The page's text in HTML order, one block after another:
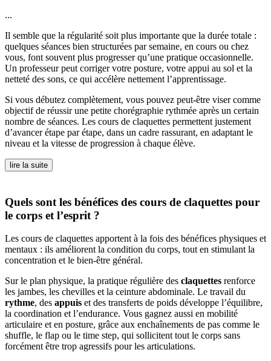
...
Il semble que la régularité soit plus importante que la durée totale :
quelques séances bien structurées par semaine, en cours ou chez
vous, font souvent plus progresser qu’une pratique occasionnelle.
Un professeur peut corriger votre posture, votre appui au sol et la
netteté des sons, ce qui accélère nettement l’apprentissage.
Si vous débutez complètement, vous pouvez peut-être viser comme
objectif de réussir une petite chorégraphie rythmée après un certain
nombre de séances. Les cours de claquettes permettent justement
d’avancer étape par étape, dans un cadre rassurant, en adaptant le
niveau et la vitesse de progression à chaque élève.
lire la suite
Quels sont les bénéfices des cours de claquettes pour
le corps et l’esprit ?
Les cours de claquettes apportent à la fois des bénéfices physiques et
mentaux : ils améliorent la condition du corps, tout en stimulant la
concentration et le bien-être général.
Sur le plan physique, la pratique régulière des claquettes renforce
les jambes, les chevilles et la ceinture abdominale. Le travail du
rythme, des appuis et des transferts de poids développe l’équilibre,
la coordination et l’endurance. Vous gagnez aussi en mobilité
articulaire et en posture, grâce aux enchaînements de pas comme le
shuffle, le flap ou le time step, qui sollicitent tout le corps sans
forcément être trop agressifs pour les articulations.